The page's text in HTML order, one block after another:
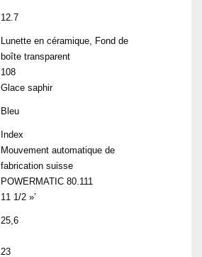
12.7
Lunette en céramique, Fond de
boîte transparent
108
Glace saphir
Bleu
Index
Mouvement automatique de
fabrication suisse
POWERMATIC 80.111
11 1/2 »’
25,6
23